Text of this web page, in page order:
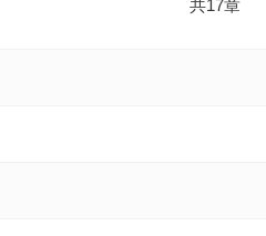
共17章